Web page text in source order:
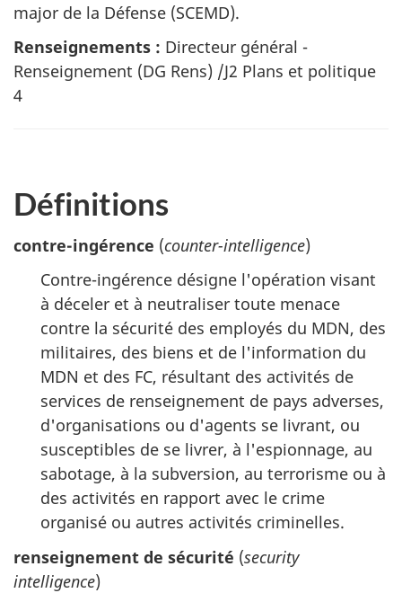
major de la Défense (SCEMD).
Renseignements : Directeur général -
Renseignement (DG Rens) /J2 Plans et politique
4
Définitions
contre-ingérence (counter-intelligence)
Contre-ingérence désigne l'opération visant
à déceler et à neutraliser toute menace
contre la sécurité des employés du MDN, des
militaires, des biens et de l'information du
MDN et des FC, résultant des activités de
services de renseignement de pays adverses,
d'organisations ou d'agents se livrant, ou
susceptibles de se livrer, à l'espionnage, au
sabotage, à la subversion, au terrorisme ou à
des activités en rapport avec le crime
organisé ou autres activités criminelles.
renseignement de sécurité (security
intelligence)